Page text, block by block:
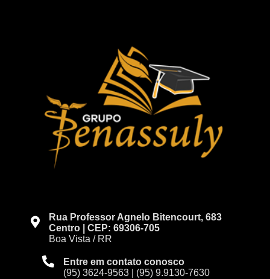
Rua Professor Agnelo Bitencourt, 683
Centro | CEP: 69306-705
Boa Vista / RR
Entre em contato conosco
(95) 3624-9563 | (95) 9.9130-7630